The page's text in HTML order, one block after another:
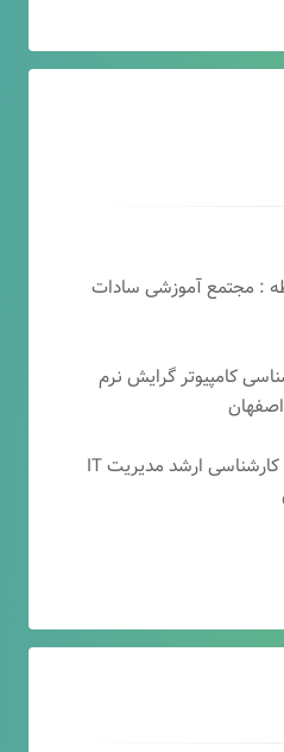
: مجتمع آموزشی سادات
کامپیوتر گرایش نرم
اصفهان
_مقطع کارشناسی ارشد: کارشناسی ارشد مدیریت IT